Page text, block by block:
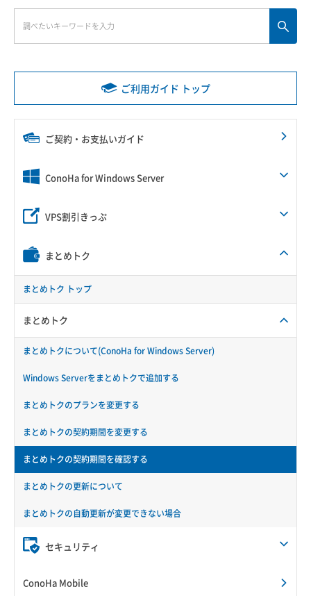
ご利用ガイド トップ
ご契約・お支払いガイド
ConoHa for Windows Server
VPS割引きっぷ
まとめトク
まとめトク トップ
まとめトク
まとめトクについて(ConoHa for Windows Server)
Windows Serverをまとめトクで追加する
まとめトクのプランを変更する
まとめトクの契約期間を変更する
まとめトクの契約期間を確認する
まとめトクの更新について
まとめトクの自動更新が変更できない場合
セキュリティ
ConoHa Mobile